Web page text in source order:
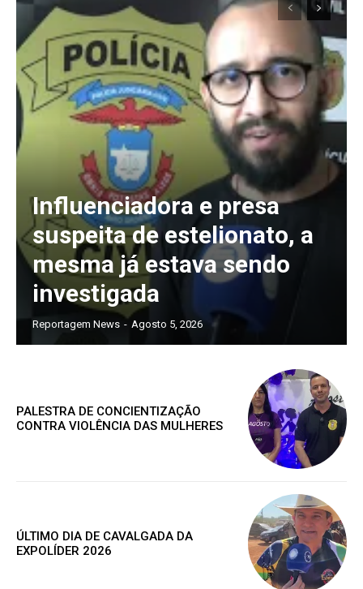
Influenciadora e presa
suspeita de estelionato, a
mesma já estava sendo
investigada
Reportagem News - Agosto 5, 2026
PALESTRA DE CONCIENTIZAÇÃO
CONTRA VIOLÊNCIA DAS MULHERES
ÚLTIMO DIA DE CAVALGADA DA
EXPOLÍDER 2026